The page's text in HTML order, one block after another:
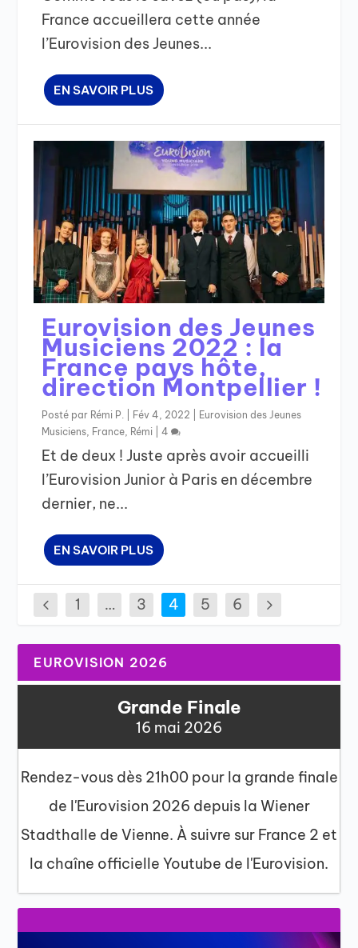
France accueillera cette année
l’Eurovision des Jeunes...
EN SAVOIR PLUS
Eurovision des Jeunes
Musiciens 2022 : la
France pays hôte,
direction Montpellier !
Posté par Rémi P. Fév 4, 2022
Eurovision des Jeunes
Musiciens France Rémi |4
Et de deux ! Juste après avoir accueilli
l’Eurovision Junior à Paris en décembre
dernier, ne...
EN SAVOIR PLUS
1 … 3 4 5 6
EUROVISION 2026
Grande Finale
16 mai 2026
Rendez-vous dès 21h00 pour la grande finale
de l'Eurovision 2026 depuis la Wiener
Stadthalle de Vienne. À suivre sur France 2 et
la chaîne officielle Youtube de l'Eurovision.